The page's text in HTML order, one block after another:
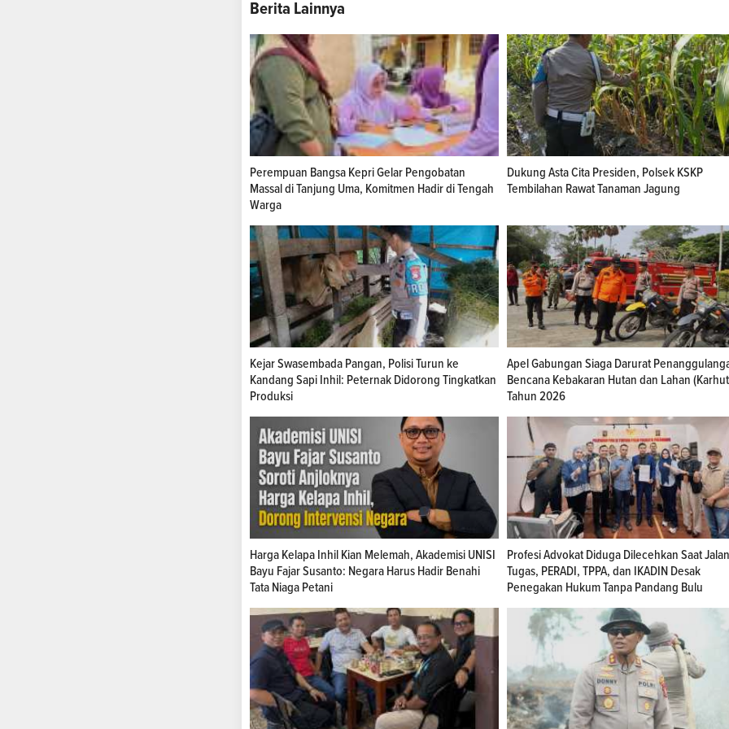
Berita Lainnya
Perempuan Bangsa Kepri Gelar Pengobatan
Massal di Tanjung Uma, Komitmen Hadir di Tengah
Warga
Dukung Asta Cita Presiden, Polsek KSKP
Tembilahan Rawat Tanaman Jagung
Kejar Swasembada Pangan, Polisi Turun ke
Kandang Sapi Inhil: Peternak Didorong Tingkatkan
Produksi
Apel Gabungan Siaga Darurat
Bencana Kebakaran Hutan dan Lahan
Tahun 2026
Harga Kelapa Inhil Kian Melemah, Akademisi UNISI
Bayu Fajar Susanto: Negara Harus Hadir Benahi
Tata Niaga Petani
Profesi Advokat Diduga Dilecehkan Saat
Tugas, PERADI, TPPA, dan IKADIN Desak
Penegakan Hukum Tanpa Pandang Bulu